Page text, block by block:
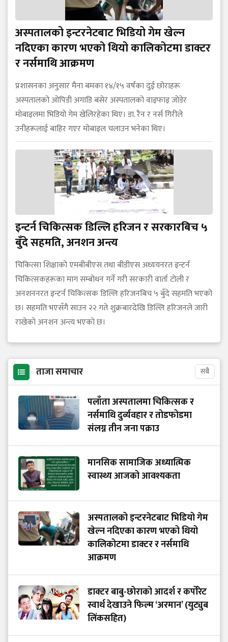
अस्पतालको इन्टरनेटबाट भिडियो गेम खेल्न
नदिएका कारण भएको थियो कालिकोटमा डाक्टर
र नर्समाथि आक्रमण
प्रशासनका अनुसार मैना बमका १४/१५ वर्षका दुई छोराहरू
अस्पतालको ओपिडी अगाडि बसेर अस्पतालको वाइफाइ जोडेर
मोबाइलमा भिडियो गेम खेलिरहेका थिए। डा. रैन र नर्स गिरीले
उनीहरूलाई बाहिर गएर मोबाइल चलाउन भनेका थिए।
इन्टर्न चिकित्सक डिल्लि हरिजन र सरकारबिच ५
बुँदे सहमति, अनशन अन्त्य
चिकित्सा शिक्षाको एमबीबीएस तथा बीडीएस अध्ययनरत इन्टर्न
चिकित्सकहरूका माग सम्बोधन गर्ने गरी सरकारी वार्ता टोली र
अनशननरत इन्टर्न चिकित्सक डिल्लि हरिजनबिच ५ बुँदे सहमति भएको
छ। सहमति भएसँगै साउन २२ गते शुक्रबारदेखि डिल्लि हरिजनले जारी
राखेको अनशन अन्त्य भएको छ।
ताजा समाचार सबै
पलाँता अस्पतालमा चिकित्सक र
नर्समाथि दुर्व्यवहार र तोडफोडमा
संलग्न तीन जना पक्राउ
मानसिक सामाजिक अध्यात्मिक
स्वास्थ्य आजको आवश्यकता
अस्पतालको इन्टरनेटबाट भिडियो गेम
खेल्न नदिएका कारण भएको थियो
कालिकोटमा डाक्टर र नर्समाथि
आक्रमण
डाक्टर बाबु-छोराको आदर्श र कर्पोरेट
स्वार्थ देखाउने फिल्म ‘अरमान’ (युट्युब
लिंकसहित)